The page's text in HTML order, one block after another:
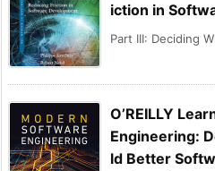
iction in
Part III: Deciding
O’REILLY
Engineering:
ld Better